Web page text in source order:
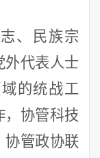
、民族宗
外代表人士
的统战工
协管科技
协管政协联